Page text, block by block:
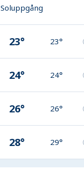
Soluppgång
23° 23°
24° 24°
26° 26°
28° 29°